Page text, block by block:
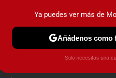
PRUEBAS COCHES
Ya puedes ver más de
Añádenos como
Solo necesitas una